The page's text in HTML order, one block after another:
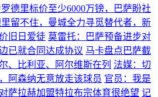
德里标价至少6000万镑，巴萨盼社
留不住，曼城全力寻觅替代者，新
旧日爱徒 莫雷托：巴萨预备进步对
已就合同达成协议 马卡盘点巴萨截
、比利亚、阿尔维斯在列 法媒：切
阿森纳无意放走该球员 官员：我是
萨拉赫加盟特拉布宗体育很绝望 记